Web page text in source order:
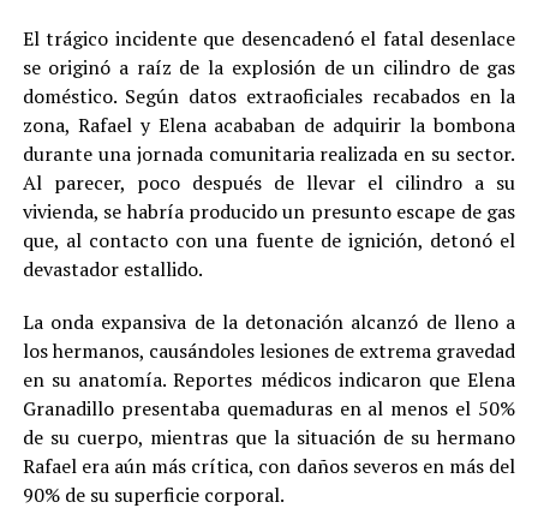
El trágico incidente que desencadenó el fatal desenlace
se originó a raíz de la explosión de un cilindro de gas
doméstico. Según datos extraoficiales recabados en la
zona, Rafael y Elena acababan de adquirir la bombona
durante una jornada comunitaria realizada en su sector.
Al parecer, poco después de llevar el cilindro a su
vivienda, se habría producido un presunto escape de gas
que, al contacto con una fuente de ignición, detonó el
devastador estallido.
La onda expansiva de la detonación alcanzó de lleno a
los hermanos, causándoles lesiones de extrema gravedad
en su anatomía. Reportes médicos indicaron que Elena
Granadillo presentaba quemaduras en al menos el 50%
de su cuerpo, mientras que la situación de su hermano
Rafael era aún más crítica, con daños severos en más del
90% de su superficie corporal.